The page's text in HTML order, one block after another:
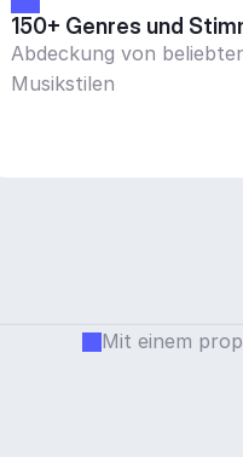
150+ Genres und
Abdeckung von
Musikstilen
Mit einem